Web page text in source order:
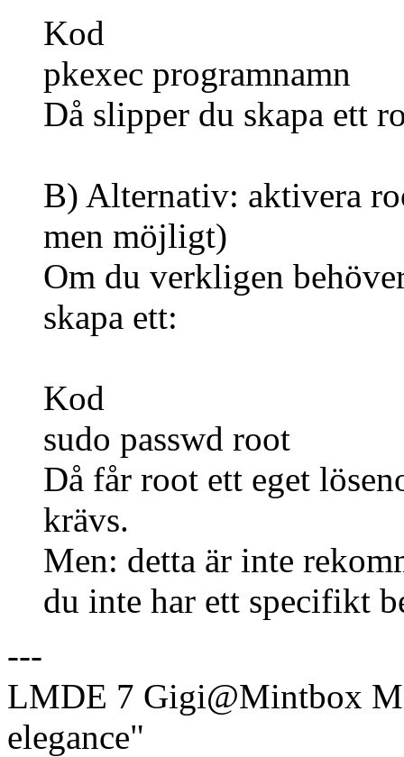
Kod
pkexec programnamn
Då slipper du skapa ett
B) Alternativ: aktivera
men möjligt)
Om du verkligen
skapa ett:
Kod
sudo passwd root
Då får root ett eget
krävs.
Men: detta är inte
du inte har ett specifikt
---
LMDE 7 Gigi@Mintbox
elegance"